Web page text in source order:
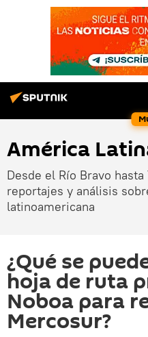
América
Desde el Río Bravo
reportajes y análisis
latinoamericana
¿Qué se
hoja de ruta
Noboa para
Mercosur?